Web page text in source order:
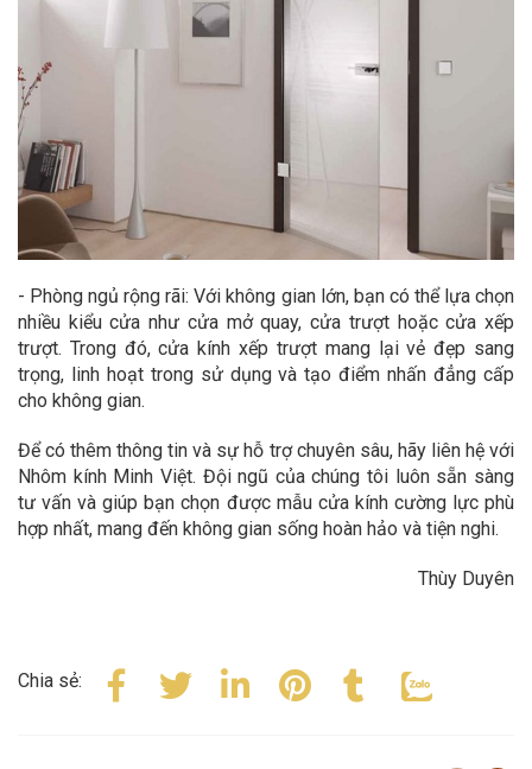
- Phòng ngủ rộng rãi: Với không gian lớn, bạn có thể lựa chọn
nhiều kiểu cửa như cửa mở quay, cửa trượt hoặc cửa xếp
trượt. Trong đó, cửa kính xếp trượt mang lại vẻ đẹp sang
trọng, linh hoạt trong sử dụng và tạo điểm nhấn đẳng cấp
cho không gian.
Để có thêm thông tin và sự hỗ trợ chuyên sâu, hãy liên hệ với
Nhôm kính Minh Việt. Đội ngũ của chúng tôi luôn sẵn sàng
tư vấn và giúp bạn chọn được mẫu cửa kính cường lực phù
hợp nhất, mang đến không gian sống hoàn hảo và tiện nghi.
Thùy Duyên
Chia sẻ: